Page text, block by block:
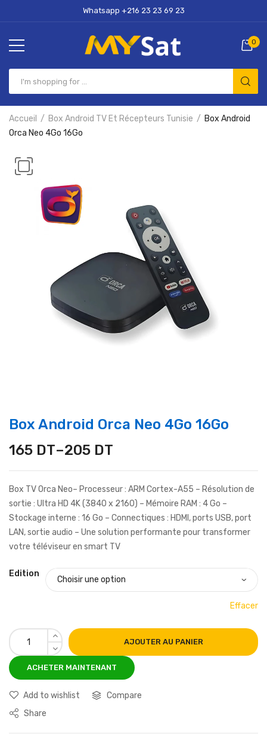
Whatsapp +216 23 23 69 23
0
Accueil Box Android TV Et Récepteurs Tunisie
Box Android
Orca Neo 4Go 16Go
Box Android Orca Neo 4Go 16Go
165 DT–205 DT
Box TV Orca Neo– Processeur : ARM Cortex-A55 – Résolution de
sortie : Ultra HD 4K (3840 x 2160) – Mémoire RAM : 4 Go –
Stockage interne : 16 Go – Connectiques : HDMI, ports USB, port
LAN, sortie audio – Une solution performante pour transformer
votre téléviseur en smart TV
Edition
Effacer
AJOUTER AU PANIER
Add to wishlist
Compare
Share